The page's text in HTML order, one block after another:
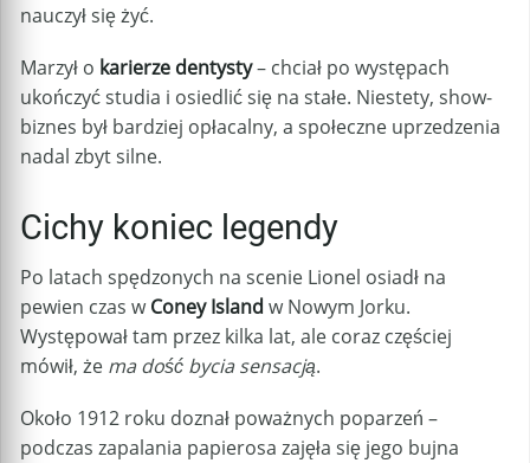
nauczył się żyć.
Marzył o karierze dentysty– chciał po występach
ukończyć studia i osiedlić się na stałe. Niestety, show-
biznes był bardziej opłacalny, a społeczne uprzedzenia
nadal zbyt silne.
Cichy koniec legendy
Po latach spędzonych na scenie Lionel osiadł na
pewien czas wConey Island w Nowym Jorku.
Występował tam przez kilka lat, ale coraz częściej
mówił, że ma dość bycia sensacją.
Około 1912 roku doznał poważnych poparzeń –
podczas zapalania papierosa zajęła się jego bujna